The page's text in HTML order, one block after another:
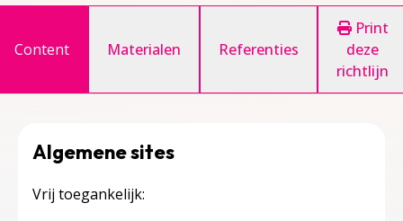
Content Materialen Referenties
Print
deze
richtlijn
Algemene sites
Vrij toegankelijk: